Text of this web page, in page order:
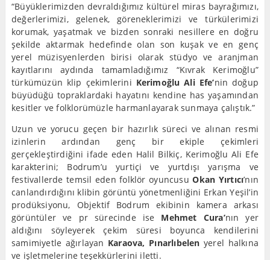
“Büyüklerimizden devraldığımız kültürel miras bayrağımızı,
değerlerimizi, gelenek, göreneklerimizi ve türkülerimizi
korumak, yaşatmak ve bizden sonraki nesillere en doğru
şekilde aktarmak hedefinde olan son kuşak ve en genç
yerel müzisyenlerden birisi olarak stüdyo ve aranjman
kayıtlarını aydında tamamladığımız “Kıvrak Kerimoğlu”
türkümüzün klip çekimlerini Kerimoğlu Ali Efe’nin doğup
büyüdüğü topraklardaki hayatını kendine has yaşamından
kesitler ve folklorümüzle harmanlayarak sunmaya çalıştık.”
Uzun ve yorucu geçen bir hazırlık süreci ve alınan resmi
izinlerin ardından genç bir ekiple çekimleri
gerçekleştirdiğini ifade eden Halil Bilkiç, Kerimoğlu Ali Efe
karakterini; Bodrum’u yurtiçi ve yurtdışı yarışma ve
festivallerde temsil eden folklör oyuncusuOkan Yırtıcı’nın
canlandırdığını klibin görüntü yönetmenliğini Erkan Yeşil’in
prodüksiyonu, Objektif Bodrum ekibinin kamera arkası
görüntüler ve pr sürecinde ise Mehmet Cura’nın yer
aldığını söyleyerek çekim süresi boyunca kendilerini
samimiyetle ağırlayan Karaova, Pınarlıbelen yerel halkına
ve işletmelerine teşekkürlerini iletti.